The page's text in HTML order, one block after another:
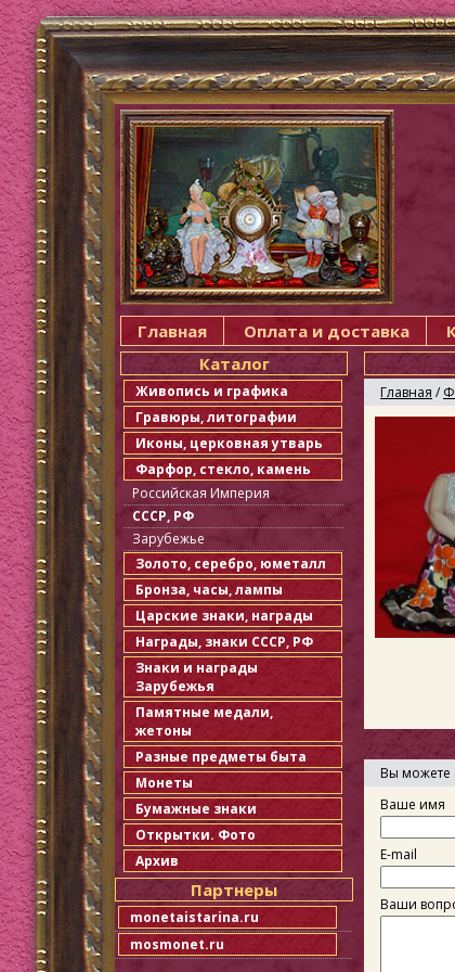
Главная Оплата и доставка
Каталог
Живопись и графика
Гравюры, литографии
Иконы, церковная утварь
Фарфор, стекло, камень
Российская Империя
СССР, РФ
Зарубежье
Золото, серебро, юметалл
Бронза, часы, лампы
Царские знаки, награды
Награды, знаки СССР, РФ
Знаки и награды
Зарубежья
Памятные медали,
жетоны
Разные предметы быта
Монеты
Бумажные знаки
Открытки. Фото
Архив
Партнеры
monetaistarina.ru
mosmonet.ru
Главная /
Вы можете
Ваше имя
E-mail
Ваши